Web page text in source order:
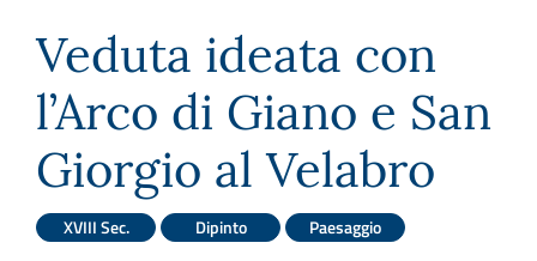
Veduta ideata con
l’Arco di Giano e San
Giorgio al Velabro
XVIII Sec. Dipinto Paesaggio